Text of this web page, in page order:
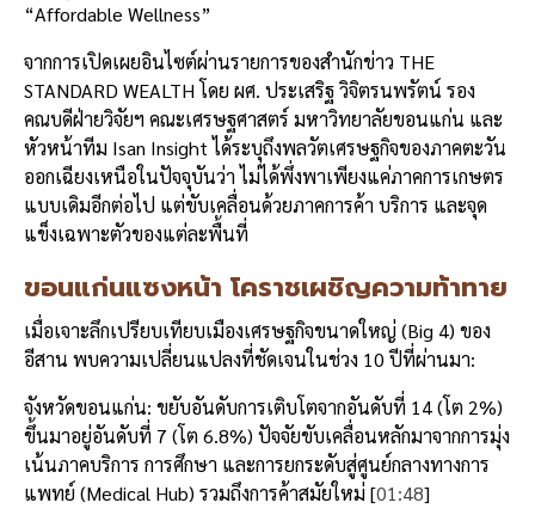
“Affordable Wellness”
จากการเปิดเผยอินไซต์ผ่านรายการของสำนักข่าว THE
STANDARD WEALTH โดย ผศ. ประเสริฐวิจิตรนพรัตน์ รอง
คณบดีฝ่ายวิจัยฯ คณะเศรษฐศาสตร์ มหาวิทยาลัยขอนแก่น และ
หัวหน้าทีม Isan Insight ได้ระบุถึงพลวัตเศรษฐกิจของภาคตะวัน
ออกเฉียงเหนือในปัจจุบันว่า ไม่ได้พึ่งพาเพียงแค่ภาคการเกษตร
แบบเดิมอีกต่อไป แต่ขับเคลื่อนด้วยภาคการค้า บริการ และจุด
แข็งเฉพาะตัวของแต่ละพื้นที่
ขอนแก่นแซงหน้า โคราชเผชิญความท้าทาย
เมื่อเจาะลึกเปรียบเทียบเมืองเศรษฐกิจขนาดใหญ่ (Big 4) ของ
อีสาน พบความเปลี่ยนแปลงที่ชัดเจนในช่วง 10 ปีที่ผ่านมา:
จังหวัดขอนแก่น: ขยับอันดับการเติบโตจากอันดับที่ 14 (โต 2%)
ขึ้นมาอยู่อันดับที่ 7 (โต 6.8%) ปัจจัยขับเคลื่อนหลักมาจากการมุ่ง
เน้นภาคบริการ การศึกษา และการยกระดับสู่ศูนย์กลางทางการ
แพทย์ (Medical Hub) รวมถึงการค้าสมัยใหม่ [01:48]